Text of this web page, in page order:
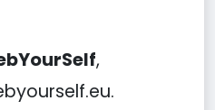
,